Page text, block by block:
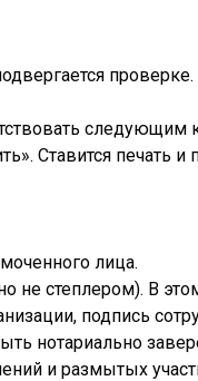
следующим
Ставится печать и
лица.
не степлером). В
подпись
нотариально
и размытых